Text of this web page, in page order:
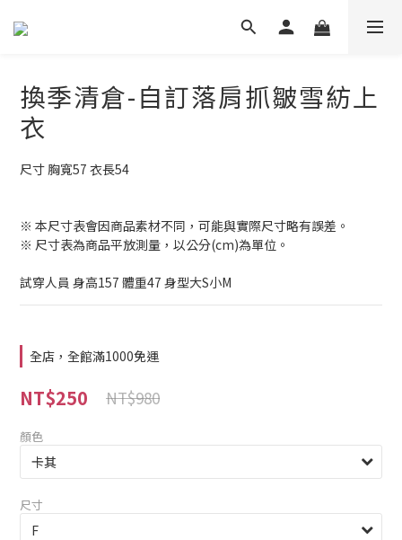
換季清倉-自訂落肩抓皺雪紡上
衣
尺寸 胸寬57 衣長54
※ 本尺寸表會因商品素材不同，可能與實際尺寸略有誤差。
※ 尺寸表為商品平放測量，以公分(cm)為單位。
試穿人員 身高157 體重47 身型大S小M
全店，全館滿1000免運
NT$250 NT$980
顏色
尺寸